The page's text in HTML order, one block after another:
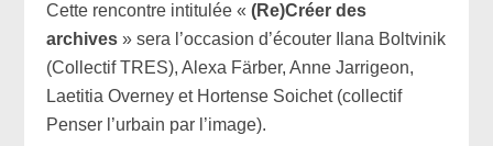
Cette rencontre intitulée «(Re)Créer des
archives» sera l’occasion d’écouter Ilana Boltvinik
(Collectif TRES), Alexa Färber, Anne Jarrigeon,
Laetitia Overney et Hortense Soichet (collectif
Penser l’urbain par l’image).